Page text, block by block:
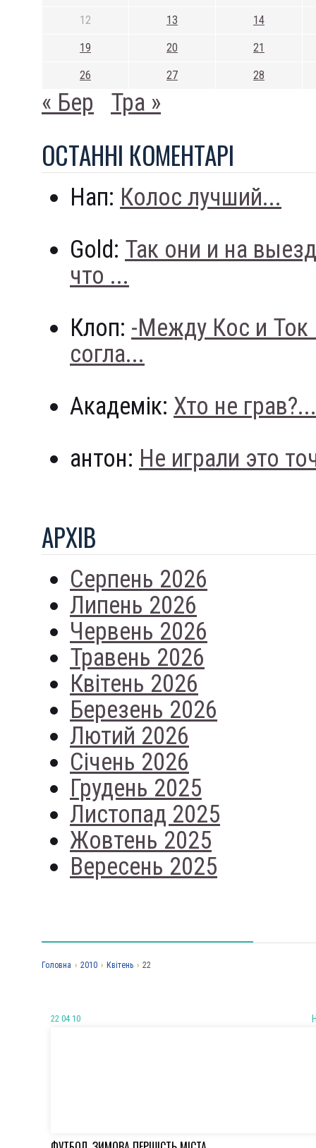
12 13 14
19 20 21
26 27 28
« Бер Тра »
ОСТАННI КОМЕНТАРI
Нап: Колос лучший...
Gold: Так они и на
что ...
Клоп: -Между Кос и
согла...
Академік: Хто не грав?...
антон: Не играли это
АРХIВ
Серпень 2026
Липень 2026
Червень 2026
Травень 2026
Квітень 2026
Березень 2026
Лютий 2026
Січень 2026
Грудень 2025
Листопад 2025
Жовтень 2025
Вересень 2025
Головна › 2010 › Квітень › 22
22 04 10